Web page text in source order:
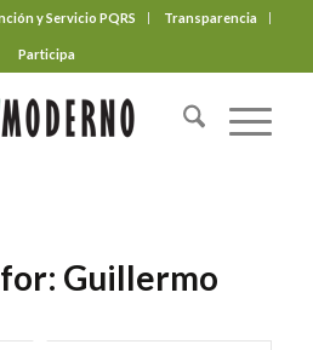
y Servicio PQRS Transparencia
Participa
Guillermo